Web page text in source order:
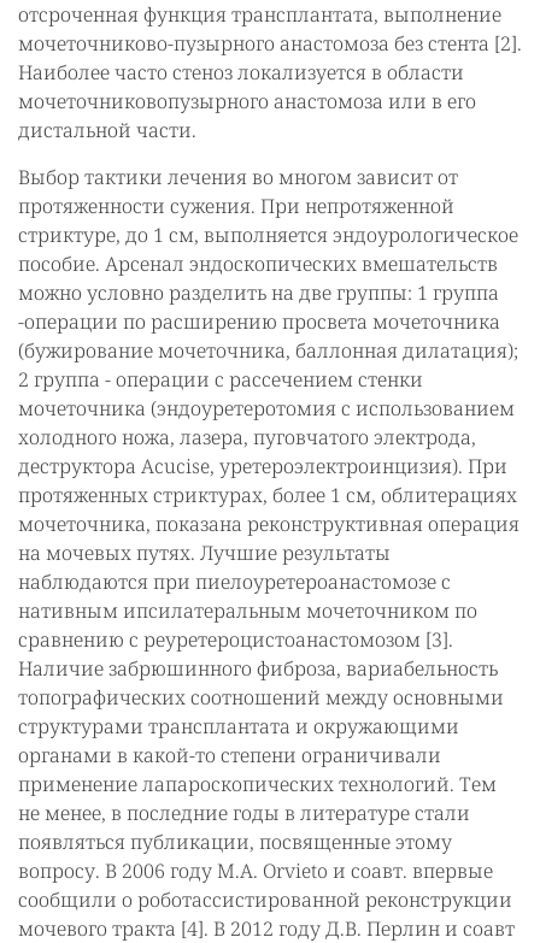
отсроченная функция трансплантата, выполнение
мочеточниково-пузырного анастомоза без стента [2].
Наиболее часто стеноз локализуется в области
мочеточниковопузырного анастомоза или в его
дистальной части.
Выбор тактики лечения во многом зависит от
протяженности сужения. При непротяженной
стриктуре, до 1 см, выполняется эндоурологическое
пособие. Арсенал эндоскопических вмешательств
можно условно разделить на две группы: 1 группа
-операции по расширению просвета мочеточника
(бужирование мочеточника, баллонная дилатация);
2 группа - операции с рассечением стенки
мочеточника (эндоуретеротомия с использованием
холодного ножа, лазера, пуговчатого электрода,
деструктора Acucise, уретероэлектроинцизия). При
протяженных стриктурах, более 1 см, облитерациях
мочеточника, показана реконструктивная операция
на мочевых путях. Лучшие результаты
наблюдаются при пиелоуретероанастомозе с
нативным ипсилатеральным мочеточником по
сравнению с реуретероцистоанастомозом [3].
Наличие забрюшинного фиброза, вариабельность
топографических соотношений между основными
структурами трансплантата и окружающими
органами в какой-то степени ограничивали
применение лапароскопических технологий. Тем
не менее, в последние годы в литературе стали
появляться публикации, посвященные этому
вопросу. В 2006 году M.A. Orvieto и соавт. впервые
сообщили о роботассистированной реконструкции
мочевого тракта [4]. В 2012 году Д.В. Перлин и соавт